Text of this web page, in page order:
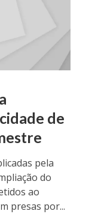
de
pela
do
ao
presas por...